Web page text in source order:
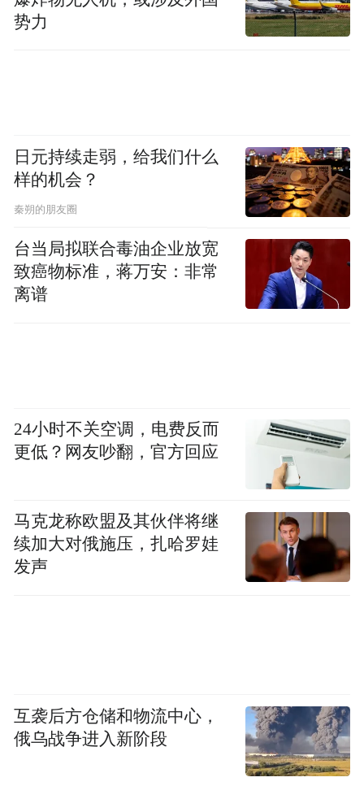
社教赋能，童心传承文脉
“小得盈满・快乐成长” 主题活动
技艺深度融合。孩子们沉浸式学习节气知
识，动手制作传统手作，在一捏一揉中感受
传统文化魅力，培养耐心与专注力，收获成
势力
日元持续走弱，给我们什么
样的机会？
秦朔的朋友圈
台当局拟联合毒油企业放宽
致癌物标准，蒋万安：非常
离谱
24小时不关空调，电费反而
更低？网友吵翻，官方回应
马克龙称欧盟及其伙伴将继
续加大对俄施压，扎哈罗娃
发声
互袭后方仓储和物流中心，
俄乌战争进入新阶段